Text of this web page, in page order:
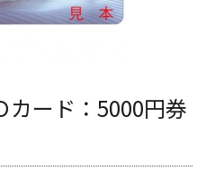
カード：5000円券